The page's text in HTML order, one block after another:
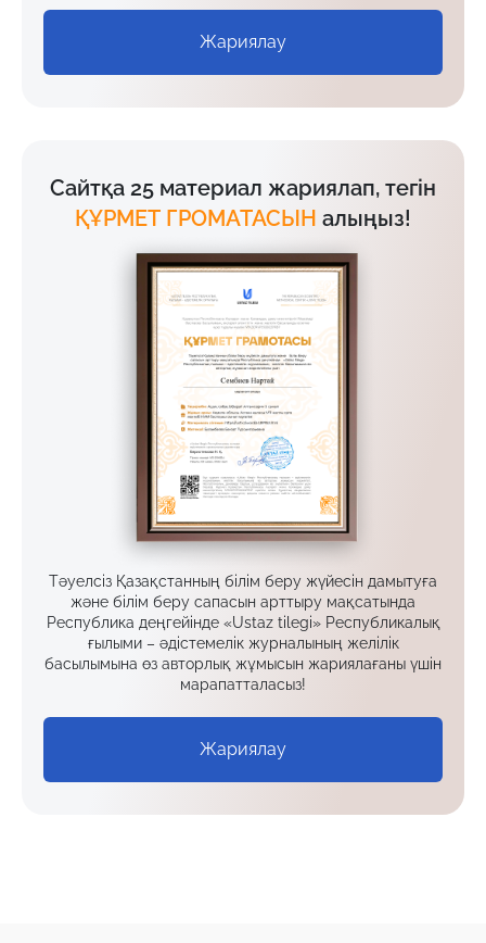
Жариялау
Сайтқа 25 материал жариялап, тегін
ҚҰРМЕТ ГРОМАТАСЫН алыңыз!
Тәуелсіз Қазақстанның білім беру жүйесін дамытуға
және білім беру сапасын арттыру мақсатында
Республика деңгейінде «Ustaz tilegi» Республикалық
ғылыми – әдістемелік журналының желілік
басылымына өз авторлық жұмысын жариялағаны үшін
марапатталасыз!
Жариялау